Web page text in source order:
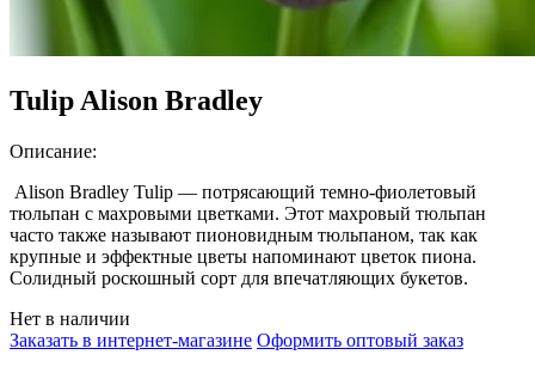
Tulip Alison Bradley
Описание:
Alison Bradley Tulip — потрясающий темно-фиолетовый
тюльпан с махровыми цветками. Этот махровый тюльпан
часто также называют пионовидным тюльпаном, так как
крупные и эффектные цветы напоминают цветок пиона.
Солидный роскошный сорт для впечатляющих букетов.
Нет в наличии
Заказать в интернет-магазине Оформить оптовый заказ